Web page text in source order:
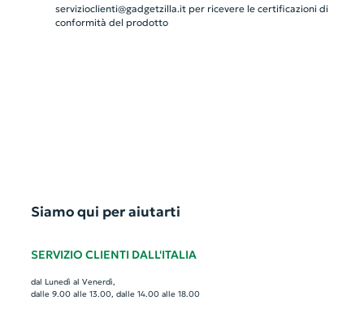
servizioclienti@gadgetzilla.itper ricevere le certificazioni di
conformità del prodotto
Siamo qui per aiutarti
SERVIZIO CLIENTI DALL'ITALIA
dal Lunedì al Venerdì,
dalle 9.00 alle 13.00, dalle 14.00 alle 18.00